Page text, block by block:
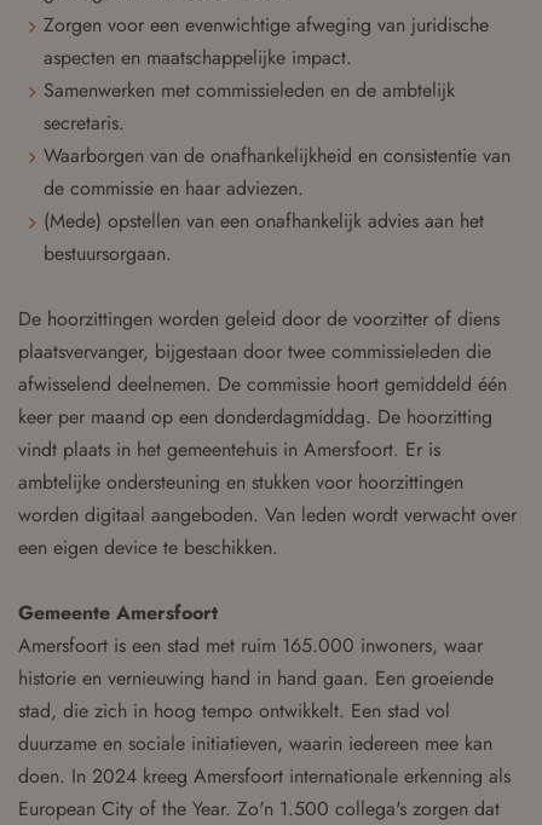
Zorgen voor een evenwichtige afweging van juridische
aspecten en maatschappelijke impact.
Samenwerken met commissieleden en de ambtelijk
secretaris.
Waarborgen van de onafhankelijkheid en consistentie van
de commissie en haar adviezen.
(Mede) opstellen van een onafhankelijk advies aan het
bestuursorgaan.
De hoorzittingen worden geleid door de voorzitter of diens
plaatsvervanger, bijgestaan door twee commissieleden die
afwisselend deelnemen. De commissie hoort gemiddeld één
keer per maand op een donderdagmiddag. De hoorzitting
vindt plaats in het gemeentehuis in Amersfoort. Er is
ambtelijke ondersteuning en stukken voor hoorzittingen
worden digitaal aangeboden. Van leden wordt verwacht over
een eigen device te beschikken.
Gemeente Amersfoort
Amersfoort is een stad met ruim 165.000 inwoners, waar
historie en vernieuwing hand in hand gaan. Een groeiende
stad, die zich in hoog tempo ontwikkelt. Een stad vol
duurzame en sociale initiatieven, waarin iedereen mee kan
doen. In 2024 kreeg Amersfoort internationale erkenning als
European City of the Year. Zo'n 1.500 collega's zorgen dat